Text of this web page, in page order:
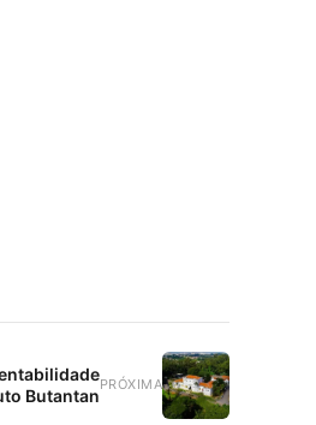
PRÓXIMA
Butantan